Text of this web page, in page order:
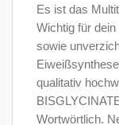
Es ist das
Wichtig für
sowie
qualitativ
Wortwörtlich.